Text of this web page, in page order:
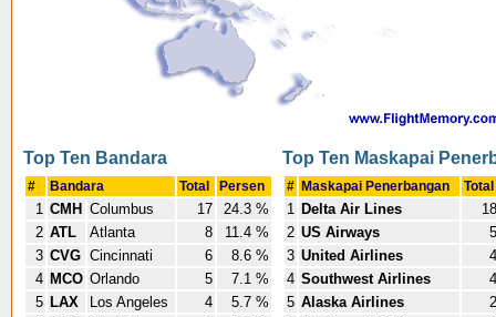
Top Ten Bandara
# Bandara Total Persen
1 CMH Columbus 17
24.3 %
2 ATL Atlanta 8
11.4 %
3 CVG Cincinnati 6
8.6 %
4 MCO Orlando 5
7.1 %
5 LAX Los Angeles 4
5.7 %
Top Ten Maskapai
# Maskapai Penerbangan Total
1 Delta Air Lines
18
2 US Airways
5
3 United Airlines
4
4 Southwest Airlines
4
5 Alaska Airlines
2